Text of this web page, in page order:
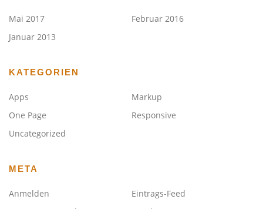
Mai 2017
Februar 2016
Januar 2013
KATEGORIEN
Apps
Markup
One Page
Responsive
Uncategorized
META
Anmelden
Eintrags-Feed